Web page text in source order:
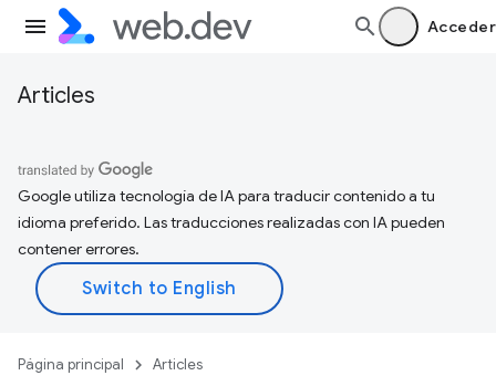
Acceder
Articles
Google utiliza tecnología de IA para traducir contenido a tu
idioma preferido. Las traducciones realizadas con IA pueden
contener errores.
Página principal Articles